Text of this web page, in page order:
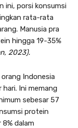
ini, porsi konsumsi
rata-rata
Manusia pra
hingga 19-35%
2023).
Indonesia
hari. Ini memang
sebesar 57
protein
dalam